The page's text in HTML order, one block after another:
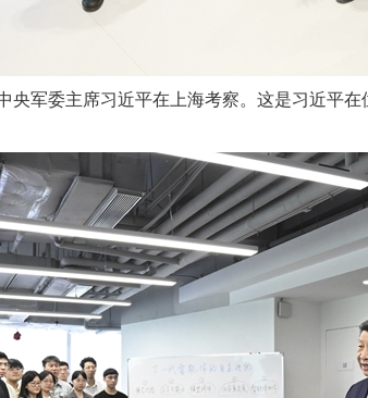
央军委主席习近平在上海考察。这是习近平